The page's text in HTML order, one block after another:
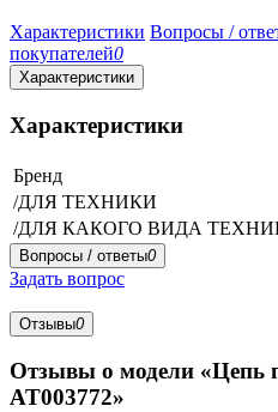
Характеристики Вопросы /
покупателей0
Характеристики
Характеристики
Бренд
/ДЛЯ ТЕХНИКИ
/ДЛЯ КАКОГО ВИДА
Вопросы / ответы0
Задать вопрос
Отзывы0
Отзывы о модели «Цепь
AT003772»